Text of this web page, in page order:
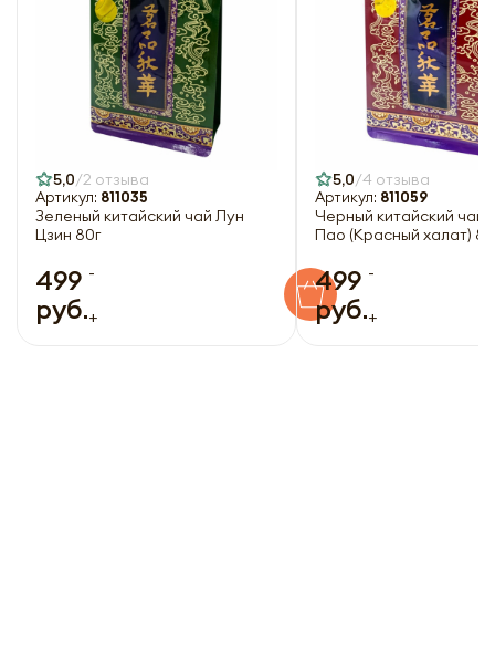
5,0 2 отзыва
Артикул: 811035
Зеленый китайский чай Лун
Цзин 80г
499
руб.
-
+
5,0 4 отзыва
Артикул: 811059
Черный китайский чай
Пао (Красный
499
руб.
-
+
Отправить
Оформить